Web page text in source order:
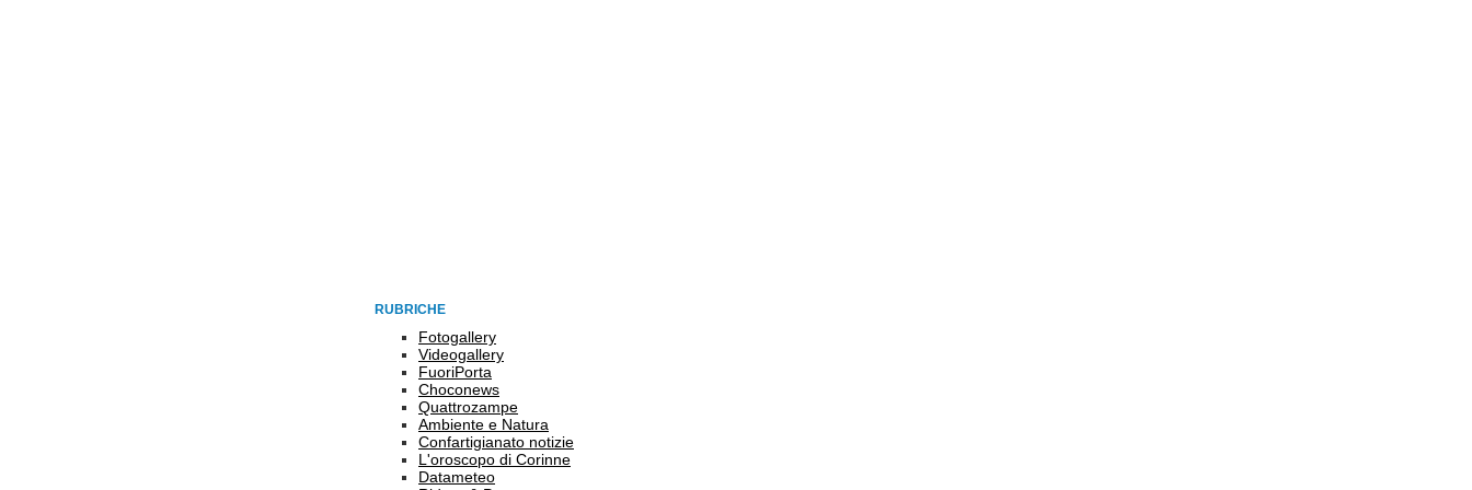
RUBRICHE
Fotogallery
Videogallery
FuoriPorta
Choconews
Quattrozampe
Ambiente e Natura
Confartigianato notizie
L'oroscopo di Corinne
Datameteo